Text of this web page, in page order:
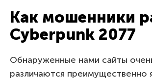
Как мошенники
Cyberpunk 2077
Обнаруженные нами сайты
различаются преимущественно